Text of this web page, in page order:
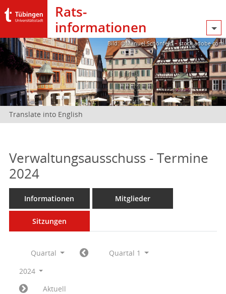
Rats­
informationen
Bild: @Manuel Schönfeld – stock.adobe.com
Translate into English
Verwaltungsausschuss - Termine
2024
Informationen Mitglieder
Sitzungen
Quartal
Quartal 1
2024
Aktuell